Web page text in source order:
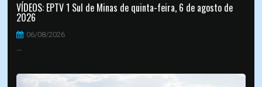
VÍDEOS: EPTV 1 Sul de Minas de quinta-feira, 6 de agosto de
2026
06/08/2026
...